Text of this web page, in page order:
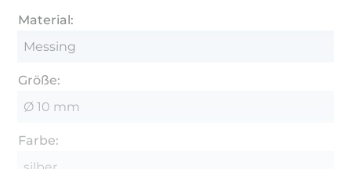
Material:
Messing
Größe:
Ø 10 mm
Farbe: